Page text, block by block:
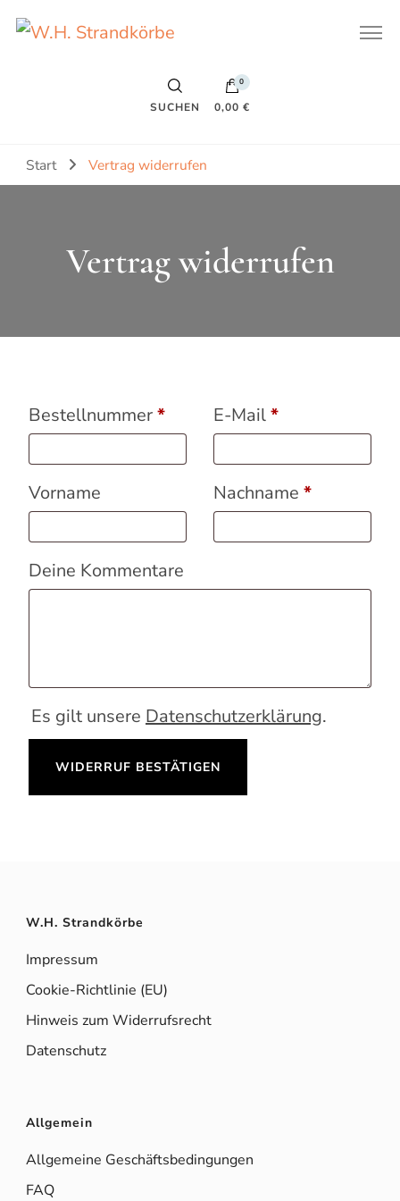
W.H. Strandkörbe
SUCHEN
0
0,00 €
Start Vertrag widerrufen
Vertrag widerrufen
Bestellnummer*erforderlich
E-Mail*erforderlich
Vorname Nachname *
Page URI *erforderlich
Deine Kommentare
Es gilt unsere Datenschutzerklärung.
WIDERRUF BESTÄTIGEN
W.H. Strandkörbe
Impressum
Cookie-Richtlinie (EU)
Hinweis zum Widerrufsrecht
Datenschutz
Allgemein
Allgemeine Geschäftsbedingungen
FAQ